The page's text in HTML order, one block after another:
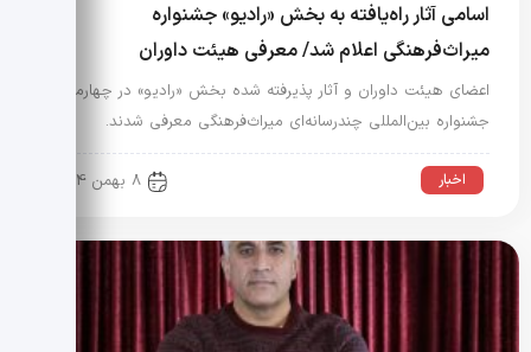
اسامی آثار راه‌یافته به بخش «رادیو» جشنواره
میراث‌فرهنگی اعلام شد/ معرفی هیئت داوران
اعضای هیئت داوران و آثار پذیرفته شده بخش «رادیو» در چهارمین
جشنواره بین‌المللی چندرسانه‌ای میراث‌فرهنگی معرفی شدند.
اخبار 8 بهمن 1404